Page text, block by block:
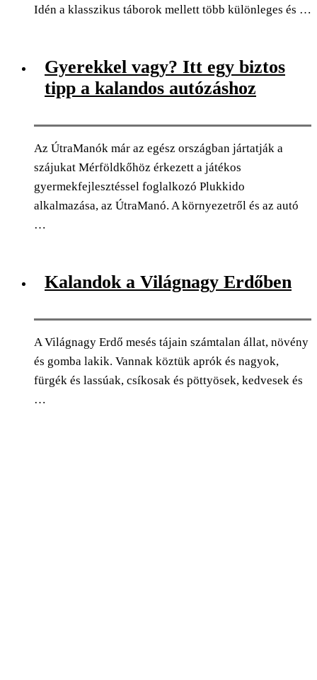
Idén a klasszikus táborok mellett több különleges és …
Gyerekkel vagy? Itt egy biztos
tipp a kalandos autózáshoz
Az ÚtraManók már az egész országban jártatják a
szájukat Mérföldkőhöz érkezett a játékos
gyermekfejlesztéssel foglalkozó Plukkido
alkalmazása, az ÚtraManó. A környezetről és az autó
…
Kalandok a Világnagy Erdőben
A Világnagy Erdő mesés tájain számtalan állat, növény
és gomba lakik. Vannak köztük aprók és nagyok,
fürgék és lassúak, csíkosak és pöttyösek, kedvesek és
…